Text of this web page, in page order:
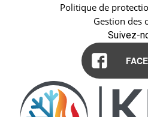
Politique de
Gestion des
Suivez-